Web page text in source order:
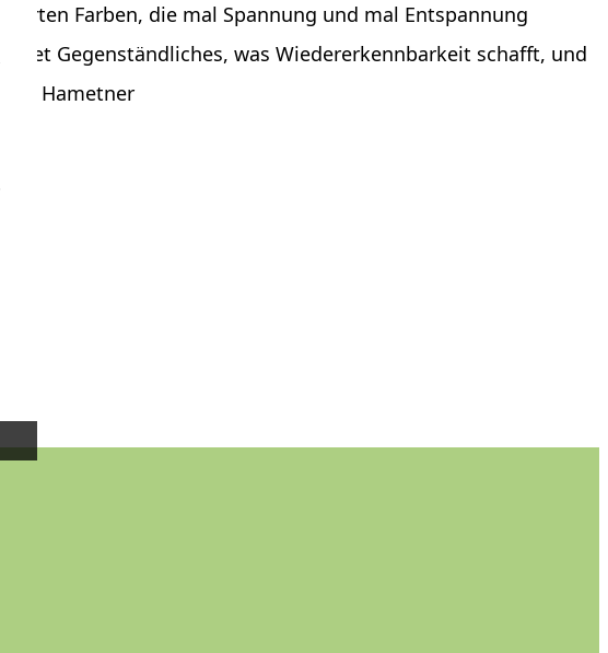
Farben, die mal Spannung und mal Entspannung
Gegenständliches, was Wiedererkennbarkeit schafft, und
Hametner